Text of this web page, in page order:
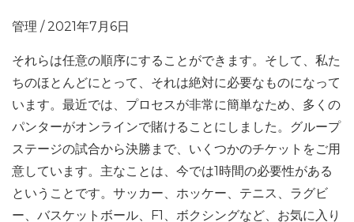
管理 / 2021年7月6日
それらは任意の順序にすることができます。そして、私た
ちのほとんどにとって、それは絶対に必要なものになって
います。最近では、プロセスが非常に簡単なため、多くの
パンターがオンラインで賭けることにしました。グループ
ステージの試合から決勝まで、いくつかのチケットをご用
意しています。主なことは、今では1時間の必要性がある
ということです。サッカー、ホッケー、テニス、ラグビ
ー、バスケットボール、F1、ボクシングなど、お気に入り